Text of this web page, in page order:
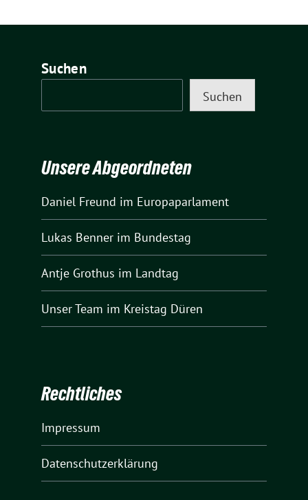
Suchen
Suchen
Unsere Abgeordneten
Daniel Freund im Europaparlament
Lukas Benner im Bundestag
Antje Grothus im Landtag
Unser Team im Kreistag Düren
Rechtliches
Impressum
Datenschutzerklärung